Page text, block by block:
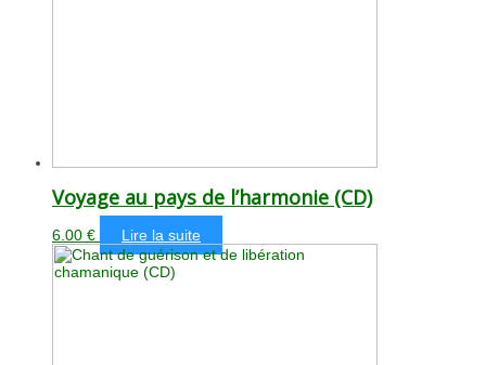
Voyage au pays de l’harmonie (CD)
6.00 € Lire la suite